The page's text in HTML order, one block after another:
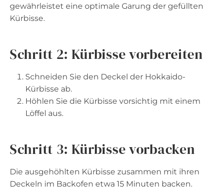
gewährleistet eine optimale Garung der gefüllten
Kürbisse.
Schritt 2: Kürbisse vorbereiten
Schneiden Sie den Deckel der Hokkaido-
Kürbisse ab.
Höhlen Sie die Kürbisse vorsichtig mit einem
Löffel aus.
Schritt 3: Kürbisse vorbacken
Die ausgehöhlten Kürbisse zusammen mit ihren
Deckeln im Backofen etwa 15 Minuten backen.